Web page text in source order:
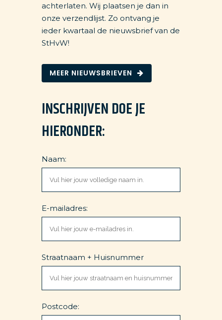
achterlaten. Wij plaatsen je dan in
onze verzendlijst. Zo ontvang je
ieder kwartaal de nieuwsbrief van de
StHvW!
MEER NIEUWSBRIEVEN
INSCHRIJVEN DOE JE
HIERONDER:
Naam:
E-mailadres:
Straatnaam + Huisnummer
Postcode: